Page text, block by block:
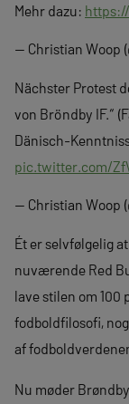
Mehr dazu:
— Christian Woop
Nächster Protest
von Bröndby IF.“
Dänisch-
pic.twitter.com/
— Christian Woop
Ét er selvfølgelig
nuværende Red
lave stilen om
fodboldfilosofi,
af
Nu møder